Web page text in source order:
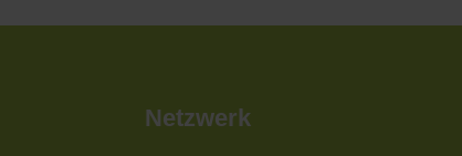
Netzwerk